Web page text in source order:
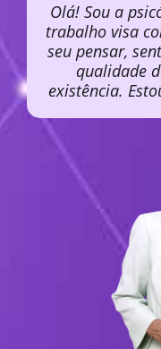
Olá! Sou a
trabalho visa
seu pensar,
qualidade
existência.